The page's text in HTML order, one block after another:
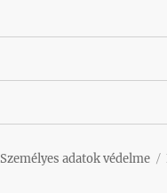
Személyes adatok védelme